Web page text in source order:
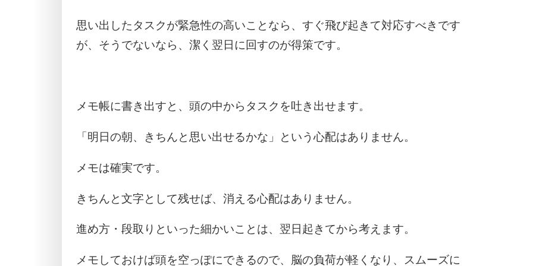
思い出したタスクが緊急性の高いことなら、すぐ飛び起きて対応すべきです
が、そうでないなら、潔く翌日に回すのが得策です。
メモ帳に書き出すと、頭の中からタスクを吐き出せます。
「明日の朝、きちんと思い出せるかな」という心配はありません。
メモは確実です。
きちんと文字として残せば、消える心配はありません。
進め方・段取りといった細かいことは、翌日起きてから考えます。
メモしておけば頭を空っぽにできるので、脳の負荷が軽くなり、スムーズに